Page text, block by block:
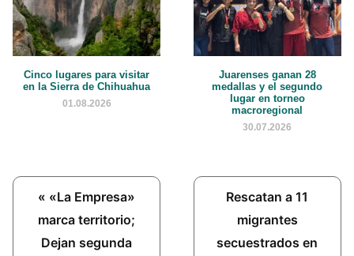
Cinco lugares para visitar
en la Sierra de Chihuahua
01.08.2026
Juarenses ganan 28
medallas y el segundo
lugar en torneo
macroregional
30.07.2026
Previous
Post:
« «La Empresa»
marca territorio;
Dejan segunda
Next
Post:
Rescatan a 11
migrantes
secuestrados en